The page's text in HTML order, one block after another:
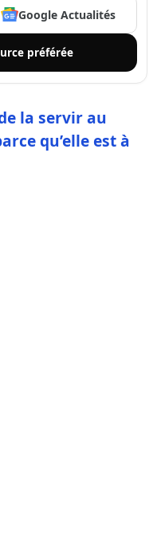
Google Actualités
préférée
la servir au
qu’elle est à